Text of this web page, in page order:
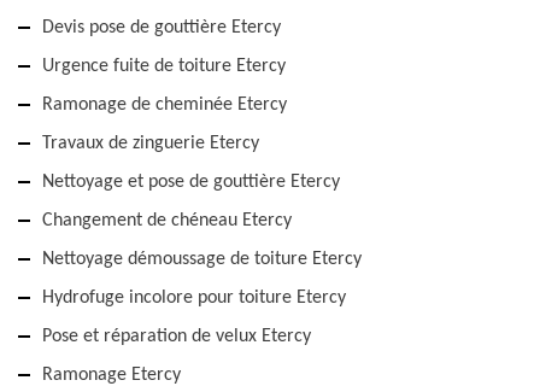
Devis pose de gouttière Etercy
Urgence fuite de toiture Etercy
Ramonage de cheminée Etercy
Travaux de zinguerie Etercy
Nettoyage et pose de gouttière Etercy
Changement de chéneau Etercy
Nettoyage démoussage de toiture Etercy
Hydrofuge incolore pour toiture Etercy
Pose et réparation de velux Etercy
Ramonage Etercy